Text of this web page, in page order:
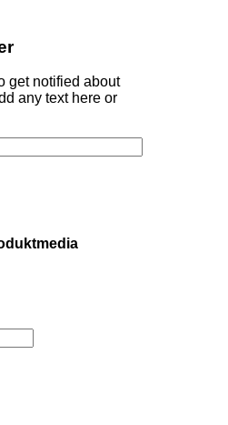
get notified about
any text here or